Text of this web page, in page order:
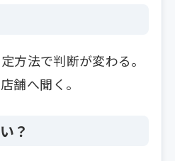
方法で判断が変わる。
舗へ聞く。
？